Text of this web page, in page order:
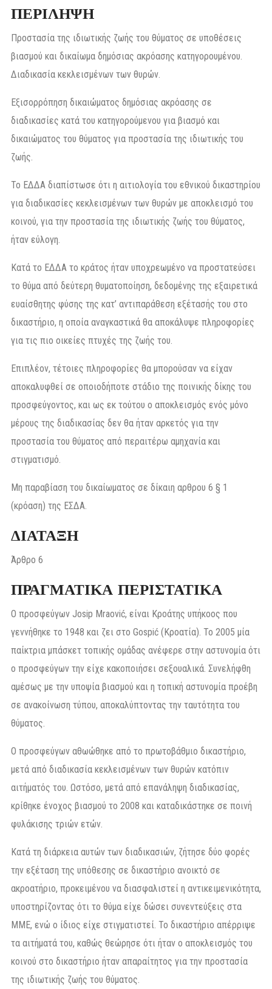
ΠΕΡΙΛΗΨΗ
Προστασία της ιδιωτικής ζωής του θύματος σε υποθέσεις
βιασμού και δικαίωμα δημόσιας ακρόασης κατηγορουμένου.
Διαδικασία κεκλεισμένων των θυρών.
Εξισορρόπηση δικαιώματος δημόσιας ακρόασης σε
διαδικασίες κατά του κατηγορούμενου για βιασμό και
δικαιώματος του θύματος για προστασία της ιδιωτικής του
ζωής.
Το ΕΔΔΑ διαπίστωσε ότι η αιτιολογία του εθνικού δικαστηρίου
για διαδικασίες κεκλεισμένων των θυρών με αποκλεισμό του
κοινού, για την προστασία της ιδιωτικής ζωής του θύματος,
ήταν εύλογη.
Κατά το ΕΔΔΑ το κράτος ήταν υποχρεωμένο να προστατεύσει
το θύμα από δεύτερη θυματοποίηση, δεδομένης της εξαιρετικά
ευαίσθητης φύσης της κατ’ αντιπαράθεση εξέτασής του στο
δικαστήριο, η οποία αναγκαστικά θα αποκάλυψε πληροφορίες
για τις πιο οικείες πτυχές της ζωής του.
Επιπλέον, τέτοιες πληροφορίες θα μπορούσαν να είχαν
αποκαλυφθεί σε οποιοδήποτε στάδιο της ποινικής δίκης του
προσφεύγοντος, και ως εκ τούτου ο αποκλεισμός ενός μόνο
μέρους της διαδικασίας δεν θα ήταν αρκετός για την
προστασία του θύματος από περαιτέρω αμηχανία και
στιγματισμό.
Μη παραβίαση του δικαίωματος σε δίκαιη αρθρου 6 § 1
(κρόαση) της ΕΣΔΑ.
ΔΙΑΤΑΞΗ
Άρθρο 6
ΠΡΑΓΜΑΤΙΚΑ ΠΕΡΙΣΤΑΤΙΚΑ
Ο προσφεύγων Josip Mraović, είναι Κροάτης υπήκοος που
γεννήθηκε το 1948 και ζει στο Gospić (Κροατία). Το 2005 μία
παίκτρια μπάσκετ τοπικής ομάδας ανέφερε στην αστυνομία ότι
ο προσφεύγων την είχε κακοποιήσει σεξουαλικά. Συνελήφθη
αμέσως με την υποψία βιασμού και η τοπική αστυνομία προέβη
σε ανακοίνωση τύπου, αποκαλύπτοντας την ταυτότητα του
θύματος.
Ο προσφεύγων αθωώθηκε από το πρωτοβάθμιο δικαστήριο,
μετά από διαδικασία κεκλεισμένων των θυρών κατόπιν
αιτήματός του. Ωστόσο, μετά από επανάληψη διαδικασίας,
κρίθηκε ένοχος βιασμού το 2008 και καταδικάστηκε σε ποινή
φυλάκισης τριών ετών.
Κατά τη διάρκεια αυτών των διαδικασιών, ζήτησε δύο φορές
την εξέταση της υπόθεσης σε δικαστήριο ανοικτό σε
ακροατήριο, προκειμένου να διασφαλιστεί η αντικειμενικότητα,
υποστηρίζοντας ότι το θύμα είχε δώσει συνεντεύξεις στα
ΜΜΕ, ενώ ο ίδιος είχε στιγματιστεί. Το δικαστήριο απέρριψε
τα αιτήματά του, καθώς θεώρησε ότι ήταν ο αποκλεισμός του
κοινού στο δικαστήριο ήταν απαραίτητος για την προστασία
της ιδιωτικής ζωής του θύματος.